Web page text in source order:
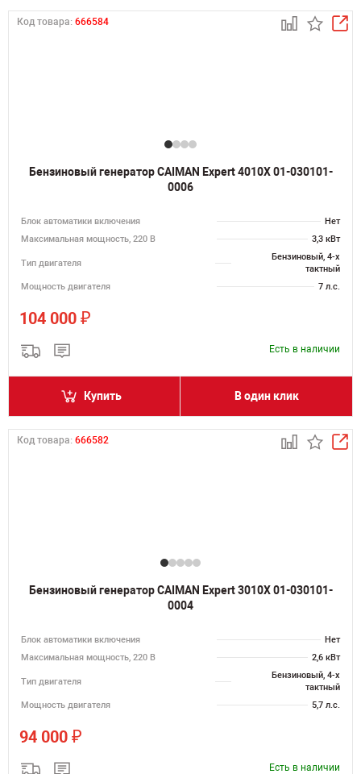
Код товара: 666584
Бензиновый генератор CAIMAN Expert 4010X 01-030101-
0006
Блок автоматики включения
Нет
Максимальная мощность, 220 В
3,3 кВт
Тип двигателя
Бензиновый, 4-х
тактный
Мощность двигателя
7 л.с.
104 000 ₽
Есть в наличии
Купить В один клик
Код товара: 666582
Бензиновый генератор CAIMAN Expert 3010X 01-030101-
0004
Блок автоматики включения
Нет
Максимальная мощность, 220 В
2,6 кВт
Тип двигателя
Бензиновый, 4-х
тактный
Мощность двигателя
5,7 л.с.
94 000 ₽
Есть в наличии